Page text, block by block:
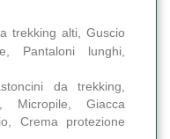
trekking alti, Guscio
Pantaloni lunghi,
da trekking,
Micropile, Giacca
Crema protezione